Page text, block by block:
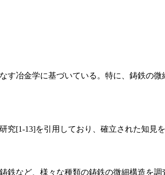
す冶金学に基づいている。特に、鋳鉄の
[1-13]を引用しており、確立された知見
など、様々な種類の鋳鉄の微細構造を